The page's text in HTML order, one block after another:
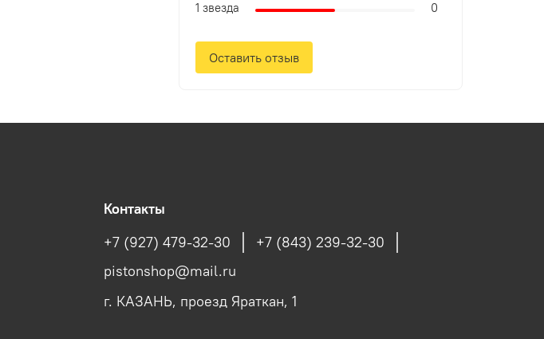
1 звезда
0
Оставить отзыв
Контакты
+7 (927) 479-32-30
+7 (843) 239-32-30
pistonshop@mail.ru
г. КАЗАНЬ, проезд Яраткан, 1